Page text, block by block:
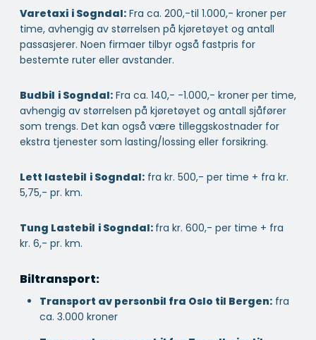
Varetaxi i Sogndal: Fra ca. 200,-til 1.000,- kroner per
time, avhengig av størrelsen på kjøretøyet og antall
passasjerer. Noen firmaer tilbyr også fastpris for
bestemte ruter eller avstander.
Budbil i Sogndal: Fra ca. 140,- -1.000,- kroner per time,
avhengig av størrelsen på kjøretøyet og antall sjåfører
som trengs. Det kan også være tilleggskostnader for
ekstra tjenester som lasting/lossing eller forsikring.
Lett lastebil i Sogndal: fra kr. 500,- per time + fra kr.
5,75,- pr. km.
Tung Lastebil i Sogndal: fra kr. 600,- per time + fra
kr. 6,- pr. km.
Biltransport:
Transport av personbil fra Oslo til Bergen: fra
ca. 3.000 kroner